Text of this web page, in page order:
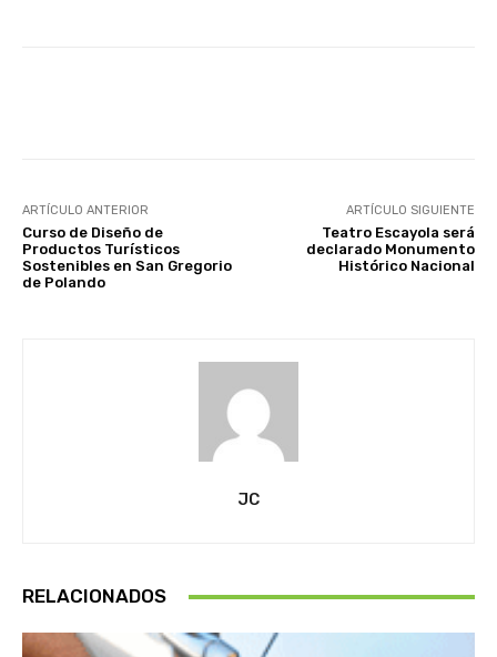
ARTÍCULO ANTERIOR
Curso de Diseño de
Productos Turísticos
Sostenibles en San Gregorio
de Polando
ARTÍCULO SIGUIENTE
Teatro Escayola será
declarado Monumento
Histórico Nacional
JC
RELACIONADOS